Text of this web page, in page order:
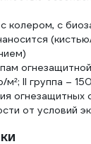
с
II группа –
огнезащитных
от условий